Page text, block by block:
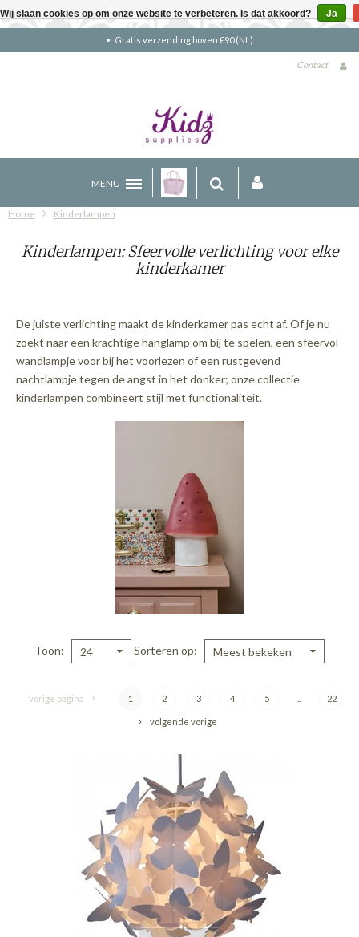
Gratis verzending boven €90 (NL)
Contact
MENU
Home Kinderlampen
Kinderlampen: Sfeervolle verlichting voor elke
kinderkamer
De juiste verlichting maakt de kinderkamer pas echt af. Of je nu
zoekt naar een krachtige hanglamp om bij te spelen, een sfeervol
wandlampje voor bij het voorlezen of een rustgevend
nachtlampje tegen de angst in het donker; onze collectie
kinderlampen combineert stijl met functionaliteit.
Toon 24 Sorteren op Meest bekeken
vorige pagina 1 2 3 4 5 22
volgende vorige
Wij slaan cookies op om onze website te verbeteren. Is dat akkoord? Ja